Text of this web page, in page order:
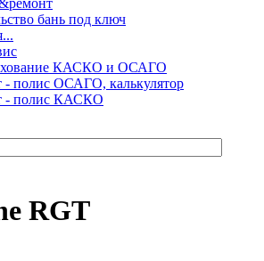
бань под ключ
КАСКО и ОСАГО
- полис ОСАГО, калькулятор
- полис КАСКО
RGT